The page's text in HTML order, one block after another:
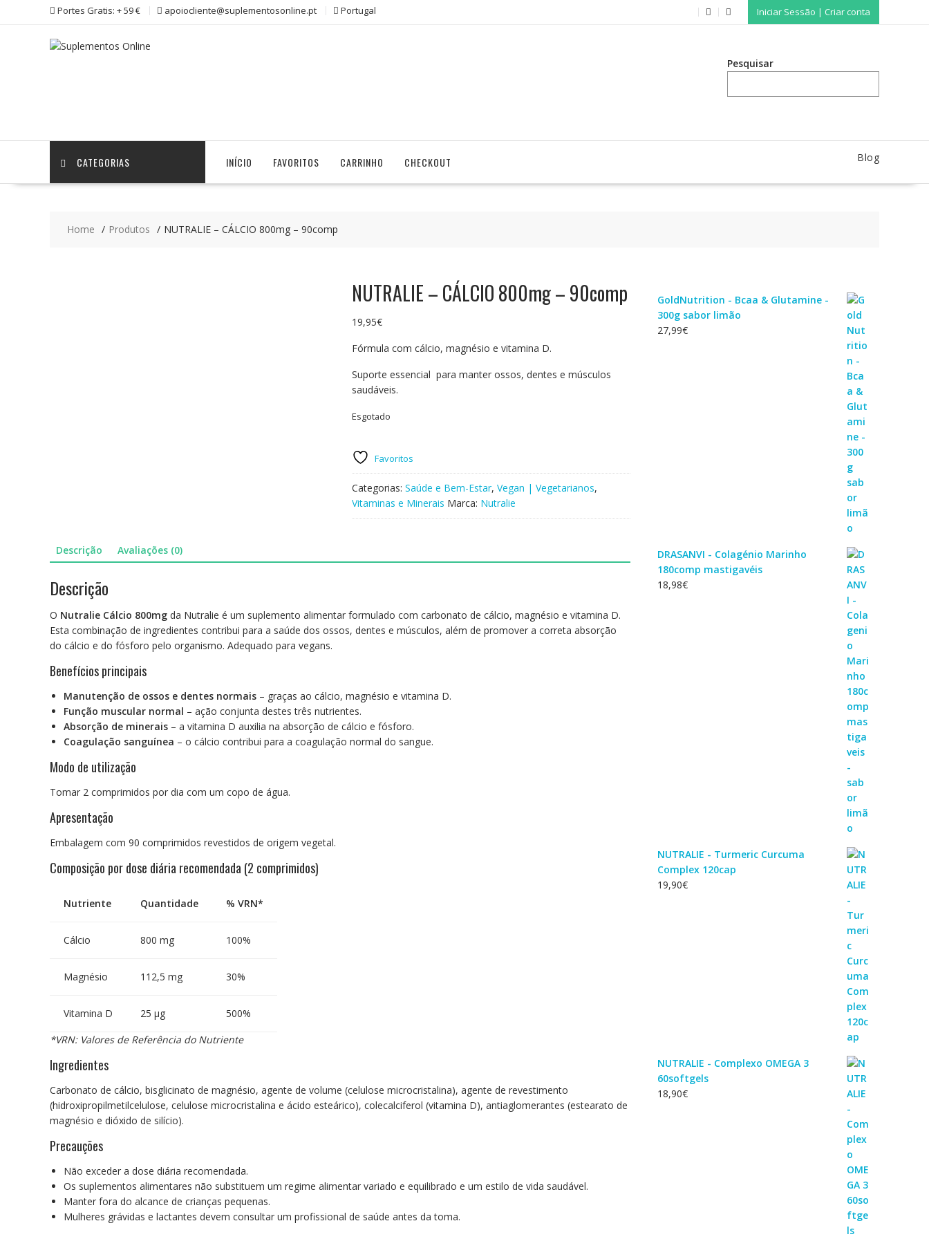
Portes Gratis: + 59 € apoiocliente@suplementosonline.pt Portugal Iniciar Sessão | Criar conta
Pesquisar
CATEGORIAS INÍCIO FAVORITOS CARRINHO CHECKOUT Blog
Home Produtos NUTRALIE – CÁLCIO 800mg – 90comp
NUTRALIE – CÁLCIO 800mg – 90comp
19,95€
Fórmula com cálcio, magnésio e vitamina D.
Suporte essencial para manter ossos, dentes e músculos
saudáveis.
Esgotado
Favoritos
Categorias: Saúde e Bem-Estar, Vegan | Vegetarianos,
Vitaminas e Minerais Marca: Nutralie
Descrição Avaliações (0)
Descrição
O Nutralie Cálcio 800mg da Nutralie é um suplemento alimentar formulado com carbonato de cálcio, magnésio e vitamina D.
Esta combinação de ingredientes contribui para a saúde dos ossos, dentes e músculos, além de promover a correta absorção
do cálcio e do fósforo pelo organismo. Adequado para vegans.
Benefícios principais
Manutenção de ossos e dentes normais – graças ao cálcio, magnésio e vitamina D.
Função muscular normal – ação conjunta destes três nutrientes.
Absorção de minerais – a vitamina D auxilia na absorção de cálcio e fósforo.
Coagulação sanguínea – o cálcio contribui para a coagulação normal do sangue.
Modo de utilização
Tomar 2 comprimidos por dia com um copo de água.
Apresentação
Embalagem com 90 comprimidos revestidos de origem vegetal.
Composição por dose diária recomendada (2 comprimidos)
Nutriente Quantidade % VRN*
Cálcio 800 mg 100%
Magnésio 112,5 mg 30%
Vitamina D 25 µg
500%
*VRN: Valores de Referência do Nutriente
Ingredientes
Carbonato de cálcio, bisglicinato de magnésio, agente de volume (celulose microcristalina), agente de revestimento
(hidroxipropilmetilcelulose, celulose microcristalina e ácido esteárico), colecalciferol (vitamina D), antiaglomerantes (estearato de
magnésio e dióxido de silício).
Precauções
Não exceder a dose diária recomendada.
Os suplementos alimentares não substituem um regime alimentar variado e equilibrado e um estilo de vida saudável.
Manter fora do alcance de crianças pequenas.
Mulheres grávidas e lactantes devem consultar um profissional de saúde antes da toma.
GoldNutrition - Bcaa & Glutamine -
300g sabor limão
27,99€
DRASANVI - Colagénio Marinho
180comp mastigavéis
18,98€
NUTRALIE - Turmeric Curcuma
Complex 120cap
19,90€
NUTRALIE - Complexo OMEGA 3
60softgels
18,90€